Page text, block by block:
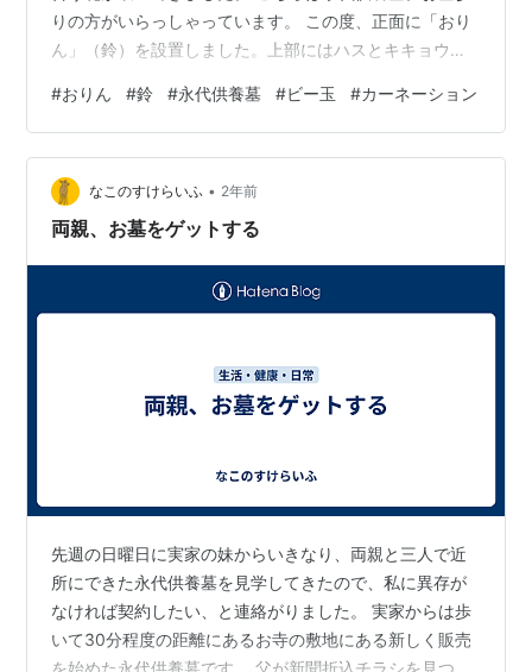
りの方がいらっしゃっています。 この度、正面に「おり
ん」（鈴）を設置しました。上部にはハスとキキョウの
一見、鳥の巣のようにも見えますね。下にはきれいなビ
ー玉のようなものがあります。 こちらを上の穴に投入い
ただきますと澄んだ音色が響きます。お参りの際には、
ぜひ鳴らしていただければと思います。墓前には美しい
花。 カーネーションはお母さまに捧げられたのでょう
#おりん #鈴 #永代供養墓 #ビー玉 #カーネーション
なこのすけらいふ • 2年前
両親、お墓をゲットする
先週の日曜日に実家の妹からいきなり、両親と三人で近
所にできた永代供養墓を見学してきたので、私に異存が
なければ契約したい、と連絡がりました。 実家からは歩
いて30分程度の距離にあるお寺の敷地にある新しく販売
を始めた永代供養墓です。 父が新聞折込チラシを見つけ